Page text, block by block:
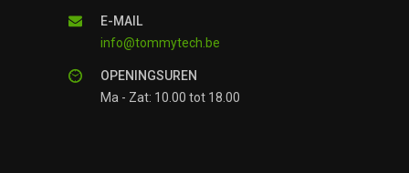
E-MAIL
info@tommytech.be
OPENINGSUREN
Ma - Zat: 10.00 tot 18.00